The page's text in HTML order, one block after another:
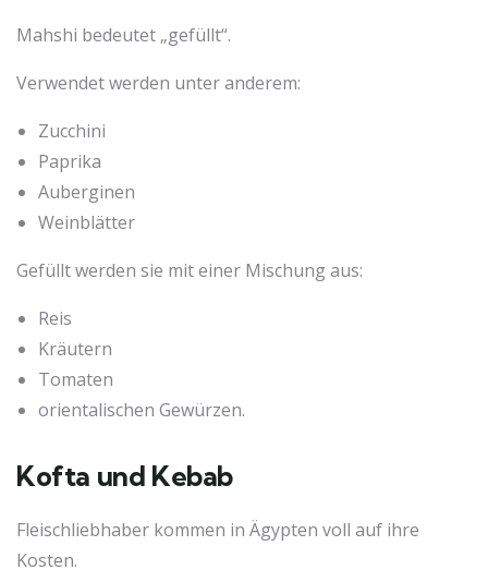
Mahshi bedeutet „gefüllt“.
Verwendet werden unter anderem:
Zucchini
Paprika
Auberginen
Weinblätter
Gefüllt werden sie mit einer Mischung aus:
Reis
Kräutern
Tomaten
orientalischen Gewürzen.
Kofta und Kebab
Fleischliebhaber kommen in Ägypten voll auf ihre
Kosten.